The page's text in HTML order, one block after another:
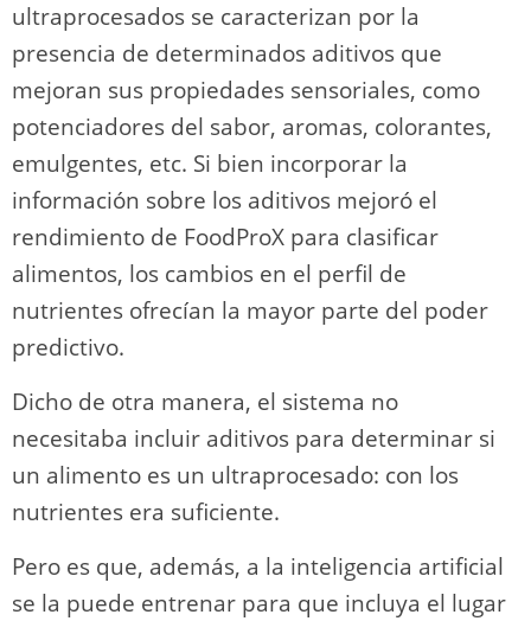
ultraprocesados se caracterizan por la
presencia de determinados aditivos que
mejoran sus propiedades sensoriales, como
potenciadores del sabor, aromas, colorantes,
emulgentes, etc. Si bien incorporar la
información sobre los aditivos mejoró el
rendimiento de FoodProX para clasificar
alimentos, los cambios en el perfil de
nutrientes ofrecían la mayor parte del poder
predictivo.
Dicho de otra manera, el sistema no
necesitaba incluir aditivos para determinar si
un alimento es un ultraprocesado: con los
nutrientes era suficiente.
Pero es que, además, a la inteligencia artificial
se la puede entrenar para que incluya el lugar